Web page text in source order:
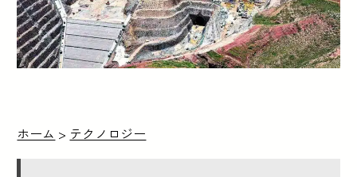
ホーム > テクノロジー